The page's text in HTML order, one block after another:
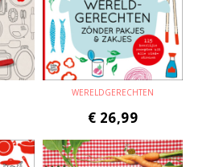
WERELDGERECHTEN
€ 26,99